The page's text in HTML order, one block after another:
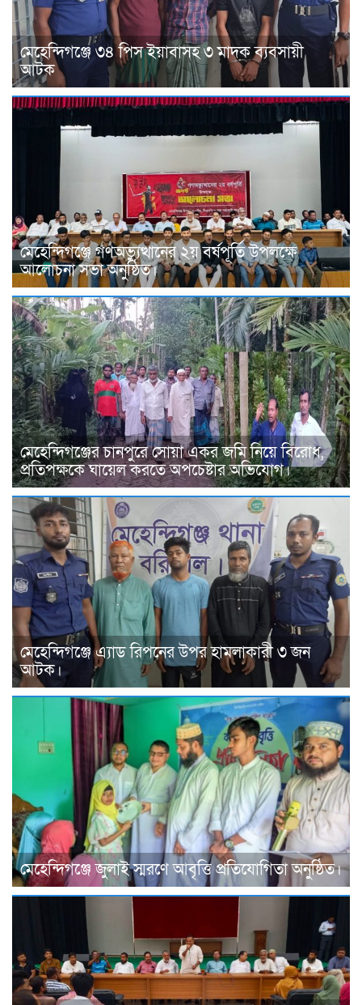
মেহেন্দিগঞ্জে ৩৪ পিস ইয়াবাসহ ৩ মাদক ব্যবসায়ী
আটক
মেহেন্দিগঞ্জে গণঅভ্যুত্থানের ২য় বর্ষপূর্তি উপলক্ষে
আলোচনা সভা অনুষ্ঠিত।
মেহেন্দিগঞ্জের চানপুরে সোয়া একর জমি নিয়ে বিরোধ,
প্রতিপক্ষকে ঘায়েল করতে অপচেষ্টার অভিযোগ।
মেহেন্দিগঞ্জে এ্যাড রিপনের উপর হামলাকারী ৩ জন
আটক।
মেহেন্দিগঞ্জে জুলাই স্মরণে আবৃত্তি প্রতিযোগিতা অনুষ্ঠিত।